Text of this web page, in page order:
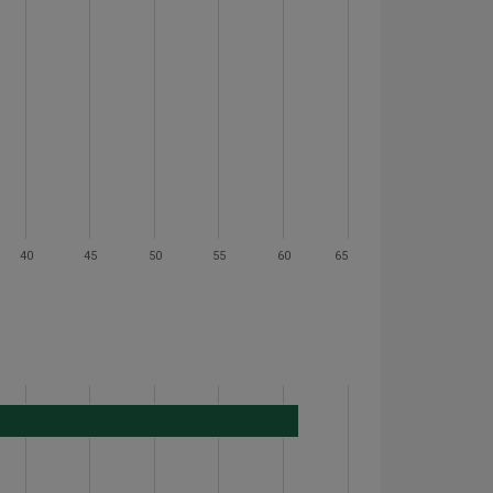
40 45 50 55 60 65